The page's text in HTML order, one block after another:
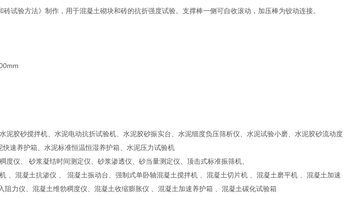
试验方法》制作，用于混凝土砌块和砖的抗折强度试验。支撑棒一侧可自收滚动，加压棒为铰动连接。
泥胶砂搅拌机、水泥电动抗折试验机、水泥胶砂振实台、水泥细度负压筛析仪、水泥试验小磨、水泥胶砂流动度
速养护箱、水泥标准恒温恒湿养护箱、水泥压力试验机
度仪、 砂浆凝结时间测定仪、砂浆渗透仪、砂当量测定仪、顶击式标准振筛机、
、混凝土抗渗仪 、 混凝土振动台、强制式单卧轴混凝土搅拌机 、混凝土切片机 、混凝土磨平机 、混凝土加速
阻力仪、混凝土维勃稠度仪、混凝土收缩膨胀仪 、混凝土加速养护箱 、混凝土碳化试验箱